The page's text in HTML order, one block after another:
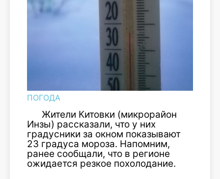
ПОГОДА
Жители Китовки (микрорайон
Инзы) рассказали, что у них
градусники за окном показывают
23 градуса мороза. Напомним,
ранее сообщали, что в регионе
ожидается резкое похолодание.